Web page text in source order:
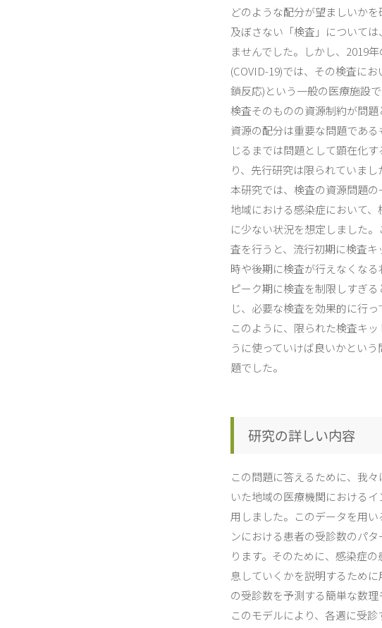
どのような配分が望ましいか
及ぼさない「検査」について
ませんでした。しかし、2019
(COVID-19)では、その検査に
鎖反応)という一般の医療施設
検査そのものの資源制約が問
資源の配分は重要な問題であ
じるまでは問題として顕在化
り、先行研究は限られていまし
本研究では、検査の資源問題
地域における感染症において
に少ない状況を想定しました
査を行うと、流行初期に検査
時や後期に検査が行えなくな
ピーク期に検査を制限しすぎ
じ、必要な検査を効果的に行っ
このように、限られた検査キ
うに使っていけば良いかとい
題でした。
研究の詳しい内容
この問題に答えるために、我
いた地域の医療機関における
用しました。このデータを用
ンにおける患者の受診数のパ
ります。そのために、感染症
息していくかを説明するため
の受診数を予測する簡単な数理
このモデルにより、各週に受診